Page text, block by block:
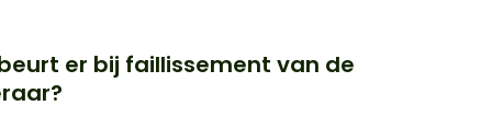
er bij faillissement van de